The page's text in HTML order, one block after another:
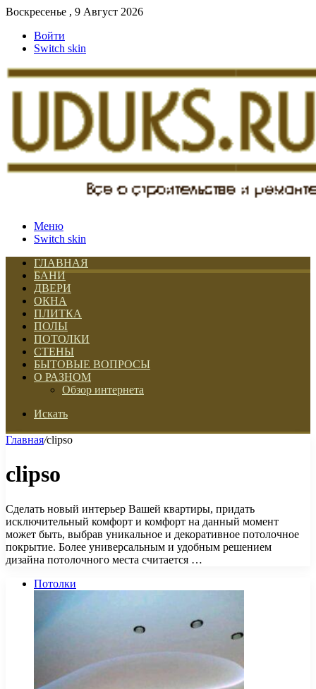
Воскресенье , 9 Август 2026
Войти
Switch skin
Меню
Switch skin
ГЛАВНАЯ
БАНИ
ДВЕРИ
ОКНА
ПЛИТКА
ПОЛЫ
ПОТОЛКИ
СТЕНЫ
БЫТОВЫЕ ВОПРОСЫ
О РАЗНОМ
Обзор интернета
Искать
Главная/clipso
clipso
Сделать новый интерьер Вашей квартиры, придать
исключительный комфорт и комфорт на данный момент
может быть, выбрав уникальное и декоративное потолочное
покрытие. Более универсальным и удобным решением
дизайна потолочного места считается …
Потолки